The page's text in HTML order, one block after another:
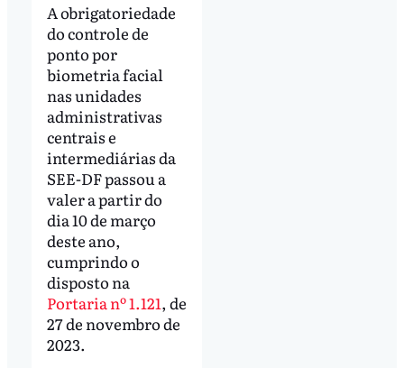
A obrigatoriedade
do controle de
ponto por
biometria facial
nas unidades
administrativas
centrais e
intermediárias da
SEE-DF passou a
valer a partir do
dia 10 de março
deste ano,
cumprindo o
disposto na
Portaria nº 1.121, de
27 de novembro de
2023.